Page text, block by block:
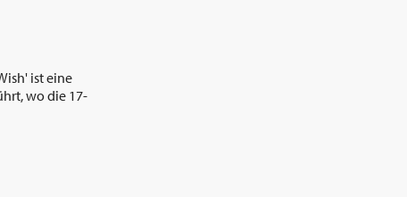
ist eine
wo die 17-